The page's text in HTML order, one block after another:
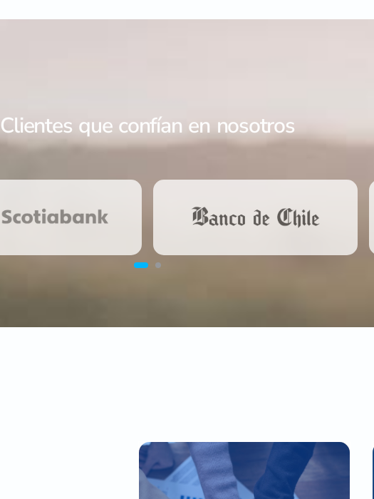
Clientes que confían en nosotros